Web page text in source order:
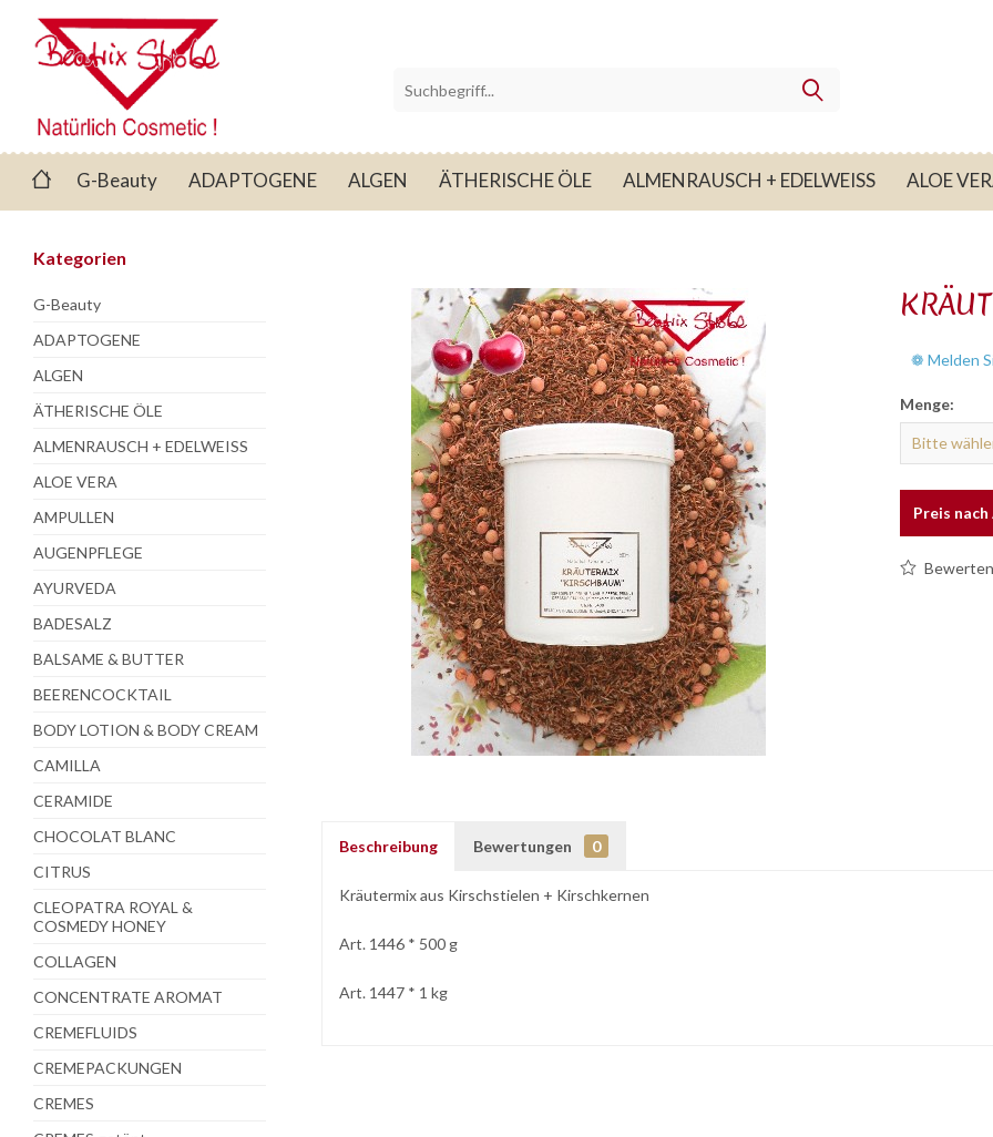
G-Beauty ADAPTOGENE ALGEN ÄTHERISCHE ÖLE ALMENRAUSCH + EDELWEISS ALOE
Kategorien
G-Beauty
ADAPTOGENE
ALGEN
ÄTHERISCHE ÖLE
ALMENRAUSCH + EDELWEISS
ALOE VERA
AMPULLEN
AUGENPFLEGE
AYURVEDA
BADESALZ
BALSAME & BUTTER
BEERENCOCKTAIL
BODY LOTION & BODY CREAM
CAMILLA
CERAMIDE
CHOCOLAT BLANC
CITRUS
CLEOPATRA ROYAL &
COSMEDY HONEY
COLLAGEN
CONCENTRATE AROMAT
CREMEFLUIDS
CREMEPACKUNGEN
CREMES
❁ Melden
Menge:
Preis
Bewerten
Beschreibung Bewertungen 0
Kräutermix aus Kirschstielen + Kirschkernen
Art. 1446 * 500 g
Art. 1447 * 1 kg